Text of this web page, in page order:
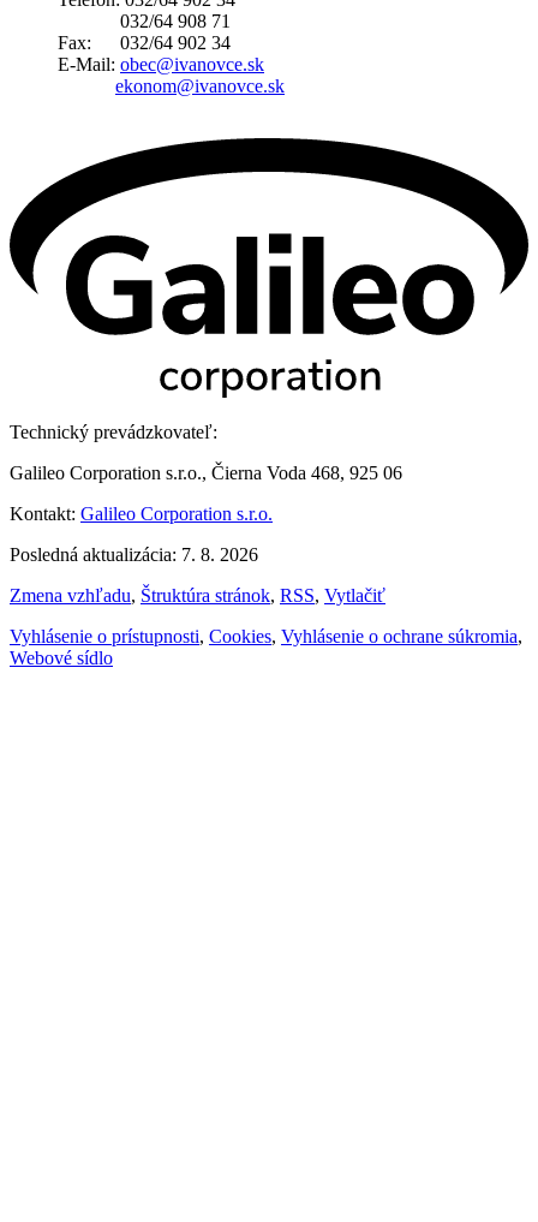
032/64 908 71
Fax: 032/64 902 34
E-Mail: obec@ivanovce.sk
ekonom@ivanovce.sk
Technický prevádzkovateľ:
Galileo Corporation s.r.o., Čierna Voda 468, 925 06
Kontakt: Galileo Corporation s.r.o.
Posledná aktualizácia: 7. 8. 2026
Zmena vzhľadu, Štruktúra stránok, RSS, Vytlačiť
Vyhlásenie o prístupnosti, Cookies, Vyhlásenie o ochrane súkromia,
Webové sídlo